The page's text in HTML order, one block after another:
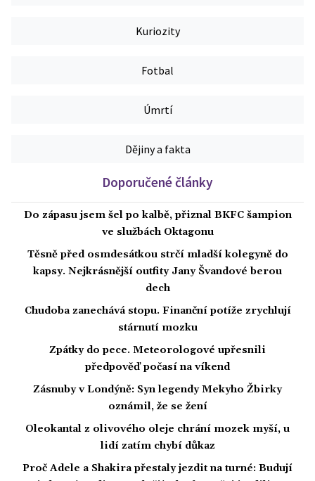
Kuriozity
Fotbal
Úmrtí
Dějiny a fakta
Doporučené články
Do zápasu jsem šel po kalbě, přiznal BKFC šampion
ve službách Oktagonu
Těsně před osmdesátkou strčí mladší kolegyně do
kapsy. Nejkrásnější outfity Jany Švandové berou
dech
Chudoba zanechává stopu. Finanční potíže zrychlují
stárnutí mozku
Zpátky do pece. Meteorologové upřesnili
předpověď počasí na víkend
Zásnuby v Londýně: Syn legendy Mekyho Žbirky
oznámil, že se žení
Oleokantal z olivového oleje chrání mozek myší, u
lidí zatím chybí důkaz
Proč Adele a Shakira přestaly jezdit na turné: Budují